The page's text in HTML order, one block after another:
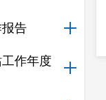
告
作年度